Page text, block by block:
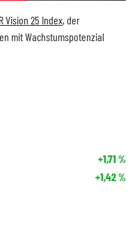
Vision 25 Index, der
mit Wachstumspotenzial
+1,71 %
+1,42%